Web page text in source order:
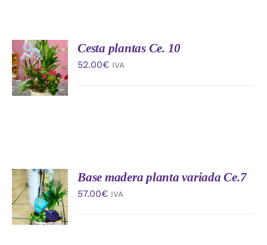
AÑADIR
AL
CARRITO
/
DETALLES
Cesta plantas Ce. 10
52.00€ IVA
AÑADIR
AL
CARRITO
/
DETALLES
Base madera planta variada Ce.7
57.00€ IVA